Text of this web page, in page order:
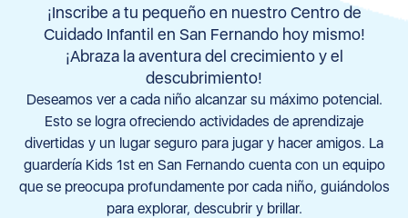
¡Inscribe a tu pequeño en nuestro Centro de
Cuidado Infantil en San Fernando hoy mismo!
¡Abraza la aventura del crecimiento y el
descubrimiento!
Deseamos ver a cada niño alcanzar su máximo potencial.
Esto se logra ofreciendo actividades de aprendizaje
divertidas y un lugar seguro para jugar y hacer amigos. La
guardería Kids 1st en San Fernando cuenta con un equipo
que se preocupa profundamente por cada niño, guiándolos
para explorar, descubrir y brillar.